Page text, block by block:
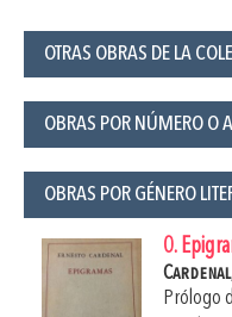
OTRAS OBRAS DE LA
OBRAS POR NÚMERO O
OBRAS POR GÉNERO
0.
Prólogo